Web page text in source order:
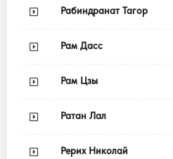
Рабиндранат Тагор
Рам Дасс
Рам Цзы
Ратан Лал
Рерих Николай